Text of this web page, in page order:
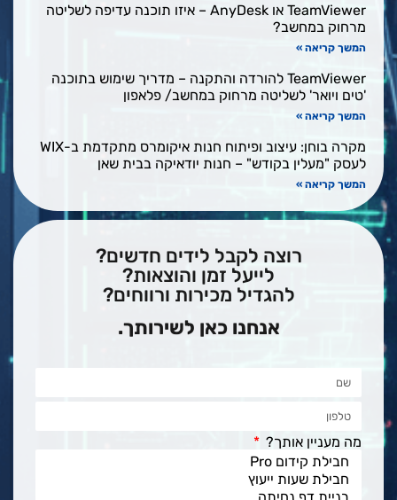
TeamViewer או AnyDesk – איזו תוכנה עדיפה לשליטה
מרחוק במחשב?
המשך קריאה »
TeamViewer להורדה והתקנה – מדריך שימוש בתוכנה
'טים ויואר' לשליטה מרחוק במחשב/ פלאפון
המשך קריאה »
מקרה בוחן: עיצוב ופיתוח חנות איקומרס מתקדמת ב-WIX
לעסק "מעלין בקודש" – חנות יודאיקה בבית שאן
המשך קריאה »
רוצה לקבל לידים חדשים?
לייעל זמן והוצאות?
להגדיל מכירות ורווחים?
אנחנו כאן לשירותך.
מה מעניין אותך?